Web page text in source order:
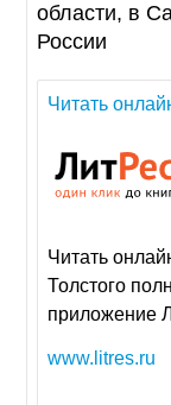
области, в
России
Читать
Читать
Толстого
приложение
www.litres.ru